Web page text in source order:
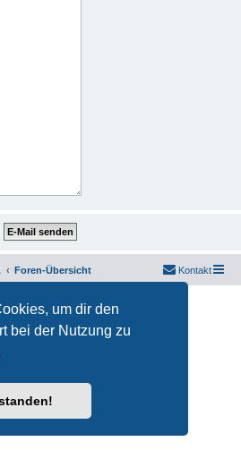
um dir den
bei der Nutzung zu
Foren-Übersicht Kontakt
® Forum Software © phpBB Limited
durch
|Nutzungsbedingungen